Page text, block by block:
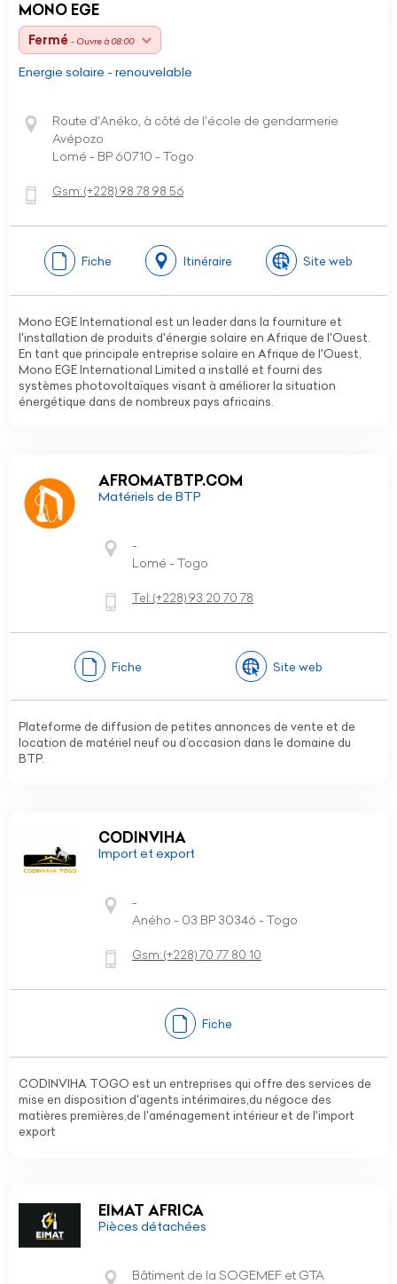
MONO EGE
Fermé - Ouvre à 08:00
Energie solaire - renouvelable
Route d'Anéko, à côté de l'école de gendarmerie
Avépozo
Lomé - BP 60710 - Togo
Gsm:(+228)98 78 98 56
Fiche Itinéraire Site web
Mono EGE International est un leader dans la fourniture et
l'installation de produits d'énergie solaire en Afrique de l'Ouest.
En tant que principale entreprise solaire en Afrique de l'Ouest,
Mono EGE International Limited a installé et fourni des
systèmes photovoltaïques visant à améliorer la situation
énergétique dans de nombreux pays africains.
AFROMATBTP.COM
Matériels de BTP
-
Lomé - Togo
Tel:(+228)93 20 70 78
Fiche Site web
Plateforme de diffusion de petites annonces de vente et de
location de matériel neuf ou d’occasion dans le domaine du
BTP.
CODINVIHA
Import et export
-
Aného - 03 BP 30346 - Togo
Gsm:(+228)70 77 80 10
Fiche
CODINVIHA TOGO est un entreprises qui offre des services de
mise en disposition d'agents intérimaires,du négoce des
matières premières,de l'aménagement intérieur et de l'import
export
EIMAT AFRICA
Pièces détachées
Bâtiment de la SOGEMEF et GTA